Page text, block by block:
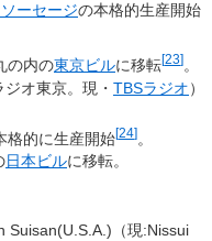
ーセージの本格的生産開始
の内の東京ビルに移転[23] 。
ジオ東京。現・ TBSラジオ）
格的に生産開始[24]。
日本ビルに移転。
Suisan(U.S.A.)（現:Nissui